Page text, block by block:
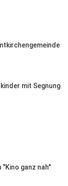
mit Segnung
ganz nah"